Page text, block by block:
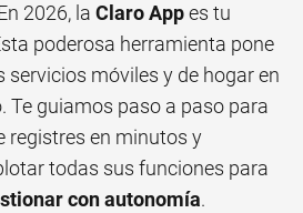
2026, la Claro Appes tu
poderosa herramienta pone
móviles y de hogar en
Te guiamos paso a paso para
registres en minutos y
todas sus funciones para
con autonomía.